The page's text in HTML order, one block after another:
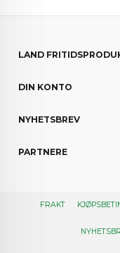
LAND
DIN KONTO
NYHETSBREV
PARTNERE
FRAKT